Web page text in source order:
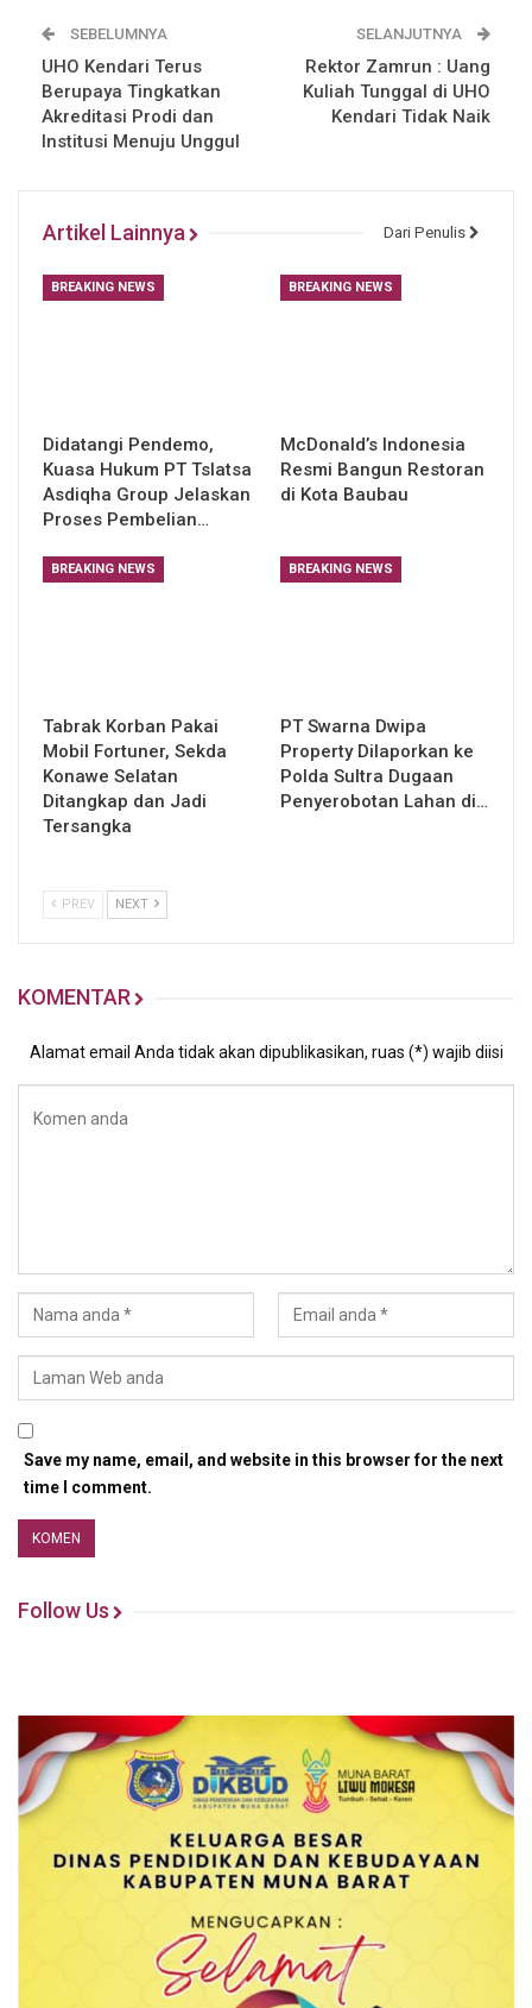
SEBELUMNYA
UHO Kendari Terus
Berupaya Tingkatkan
Akreditasi Prodi dan
Institusi Menuju Unggul
SELANJUTNYA
Rektor Zamrun : Uang
Kuliah Tunggal di UHO
Kendari Tidak Naik
Artikel Lainnya Dari Penulis
BREAKING NEWS
Didatangi Pendemo,
Kuasa Hukum PT Tslatsa
Asdiqha Group Jelaskan
Proses Pembelian…
BREAKING NEWS
McDonald’s Indonesia
Resmi Bangun Restoran
di Kota Baubau
BREAKING NEWS
Tabrak Korban Pakai
Mobil Fortuner, Sekda
Konawe Selatan
Ditangkap dan Jadi
Tersangka
BREAKING NEWS
PT Swarna Dwipa
Property Dilaporkan ke
Polda Sultra Dugaan
Penyerobotan Lahan di…
PREV NEXT
KOMENTAR
Alamat email Anda tidak akan dipublikasikan, ruas (*) wajib diisi
Save my name, email, and website in this browser for the next
time I comment.
Follow Us